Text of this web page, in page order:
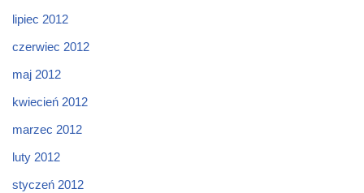
lipiec 2012
czerwiec 2012
maj 2012
kwiecień 2012
marzec 2012
luty 2012
styczeń 2012